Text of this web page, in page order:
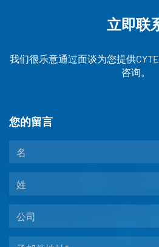
立即联
我们很乐意通过面谈为您提供
咨询。
您的留言